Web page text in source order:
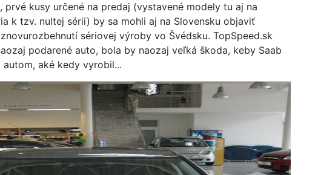
kusy určené na predaj (vystavené modely tu aj na
k tzv. nultej sérii) by sa mohli aj na Slovensku objaviť
sériovej výroby vo Švédsku. TopSpeed.sk
podarené auto, bola by naozaj veľká škoda, keby Saab
aké kedy vyrobil...